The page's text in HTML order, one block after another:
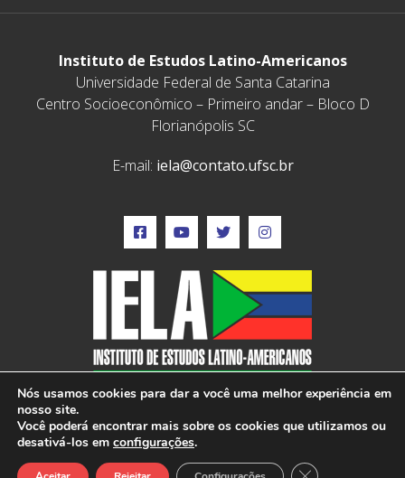
Instituto de Estudos Latino-Americanos
Universidade Federal de Santa Catarina
Centro Socioeconômico – Primeiro andar – Bloco D
Florianópolis SC
E-mail: iela@contato.ufsc.br
IELA © 2022 – Todos os direitos reservados –
Nós usamos cookies para dar a você uma melhor experiência em
nosso site.
Você poderá encontrar mais sobre os cookies que utilizamos ou
desativá-los em configurações.
Close GDPR